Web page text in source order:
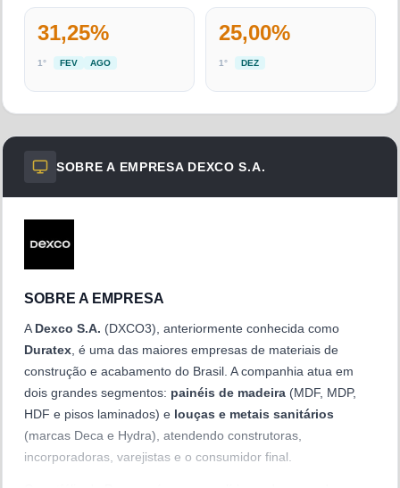
31,25%
1° FEV AGO
25,00%
1° DEZ
SOBRE A EMPRESA DEXCO S.A.
SOBRE A EMPRESA
A Dexco S.A. (DXCO3), anteriormente conhecida como
Duratex , é uma das maiores empresas de materiais de
construção e acabamento do Brasil. A companhia atua em
dois grandes segmentos: painéis de madeira (MDF, MDP,
HDF e pisos laminados) e louças e metais sanitários
(marcas Deca e Hydra), atendendo construtoras,
incorporadoras, varejistas e o consumidor final.